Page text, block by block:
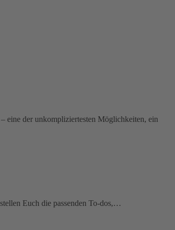
eine der unkompliziertesten Möglichkeiten, ein
Euch die passenden To-dos,…